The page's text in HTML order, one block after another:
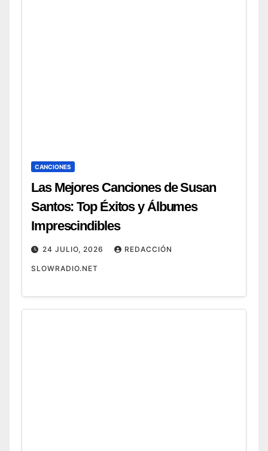
CANCIONES
Las Mejores Canciones de Susan
Santos: Top Éxitos y Álbumes
Imprescindibles
24 JULIO, 2026 REDACCIÓN
SLOWRADIO.NET